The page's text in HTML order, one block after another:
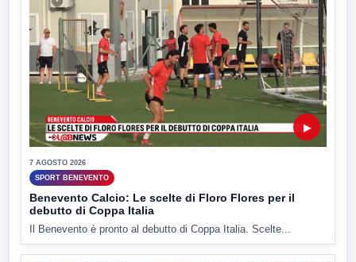
▶
7 AGOSTO 2026
SPORT BENEVENTO
Benevento Calcio: Le scelte di Floro Flores per il
debutto di Coppa Italia
Il Benevento è pronto al debutto di Coppa Italia. Scelte...